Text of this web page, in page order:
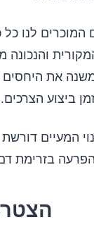
והנכונה
את היחסים
ביצוע הצרכים.
המעיים
הפרעה בזרימת